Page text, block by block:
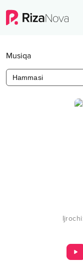
Musiqa
Hammasi
Ijrochi